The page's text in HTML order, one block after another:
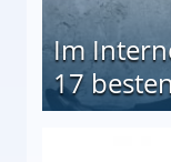
Im
17